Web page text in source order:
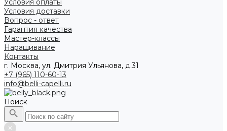
Условия оплаты
Условия доставки
Вопрос - ответ
Гарантия качества
Мастер-классы
Наращивание
Контакты
г. Москва, ул. Дмитрия Ульянова, д.31
+7 (965) 110-60-13
info@belli-capelli.ru
Поиск